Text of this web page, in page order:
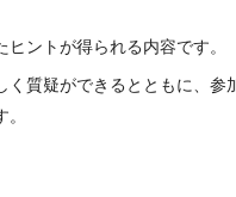
ントが得られる内容です。
質疑ができるとともに、参